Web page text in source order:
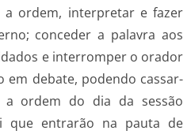
a ordem, interpretar e fazer
conceder a palavra aos
e interromper o orador
em debate, podendo cassar-
a ordem do dia da sessão
que entrarão na pauta de